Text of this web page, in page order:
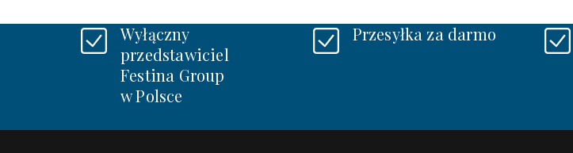
Wyłączny
przedstawiciel
Festina Group
w Polsce
Przesyłka za darmo